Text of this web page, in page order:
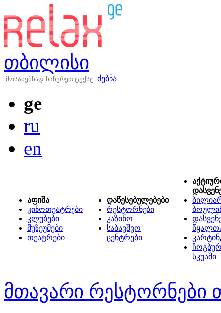
თბილისი
ძებნა
ge
ru
en
აფიშა
კინოთეატრები
კლუბები
მუზეუმები
თეატრები
დაწესებულებები
რესტორნები
კაზინო
საბავშვო
ცენტრები
სკუაში
მთავარი რესტორნები